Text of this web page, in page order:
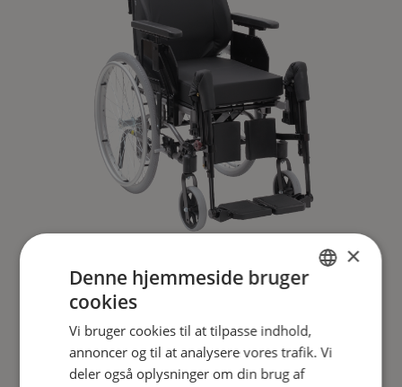
Netti 4U CE Plus
Et plus for individualiteten
LÆS MERE
DANISH
FRENCH
×
Denne hjemmeside bruger
cookies
Vi bruger cookies til at tilpasse indhold,
annoncer og til at analysere vores trafik. Vi
deler også oplysninger om din brug af